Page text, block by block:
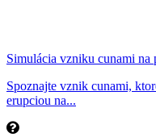
Simulácia vzniku cunami
Spoznajte vznik cunami,
erupciou na...